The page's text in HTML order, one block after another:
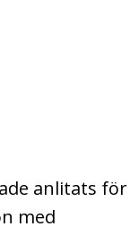
anlitats för
med